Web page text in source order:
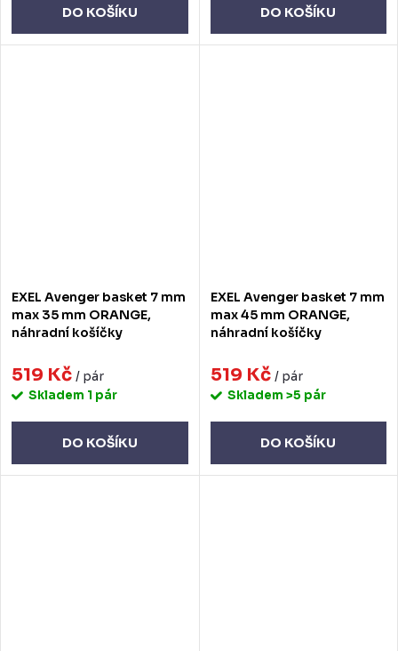
DO KOŠÍKU DO KOŠÍKU
EXEL Avenger basket 7 mm
max 35 mm ORANGE,
náhradní košíčky
519 Kč / pár
Skladem 1 pár
DO KOŠÍKU
EXEL Avenger basket 7 mm
max 45 mm ORANGE,
náhradní košíčky
519 Kč / pár
Skladem >5 pár
DO KOŠÍKU